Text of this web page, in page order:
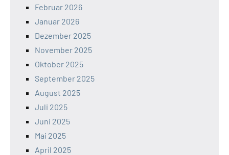
Februar 2026
Januar 2026
Dezember 2025
November 2025
Oktober 2025
September 2025
August 2025
Juli 2025
Juni 2025
Mai 2025
April 2025